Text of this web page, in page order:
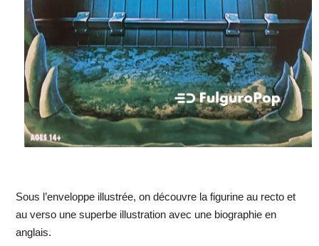
Sous l’enveloppe illustrée, on découvre la figurine au recto et
au verso une superbe illustration avec une biographie en
anglais.